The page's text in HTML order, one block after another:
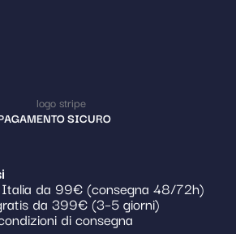
SICURO
da 99€ (consegna 48/72h)
da 399€ (3–5 giorni)
di consegna